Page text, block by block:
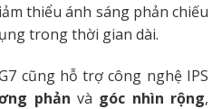
thiểu ánh sáng phản chiếu
trong thời gian dài.
cũng hỗ trợ công nghệ IPS
phản và góc nhìn rộng,